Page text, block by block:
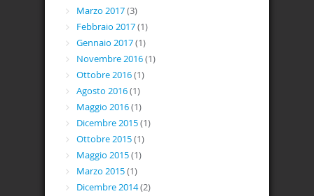
Marzo 2017(3)
Febbraio 2017(1)
Gennaio 2017(1)
Novembre 2016(1)
Ottobre 2016(1)
Agosto 2016(1)
Maggio 2016(1)
Dicembre 2015(1)
Ottobre 2015(1)
Maggio 2015(1)
Marzo 2015(1)
Dicembre 2014(2)